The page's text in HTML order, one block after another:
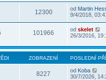
12300 od Martin
9/4/2018,
101966 od skelet
26/3/2016,
ZOBRAZENÍ POSLEDNÍ
8227 od Koba
30/7/2026,